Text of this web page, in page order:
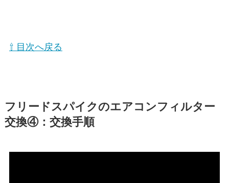
⇧ 目次へ戻る
フリードスパイク のエアコンフィルター
交換④：交換手順